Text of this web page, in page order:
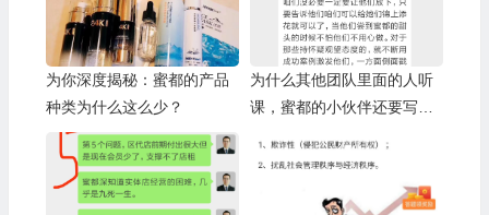
为你深度揭秘：蜜都的产品
种类为什么这么少？
为什么其他团队里面的人听
课，蜜都的小伙伴还要写这
为成交做准备